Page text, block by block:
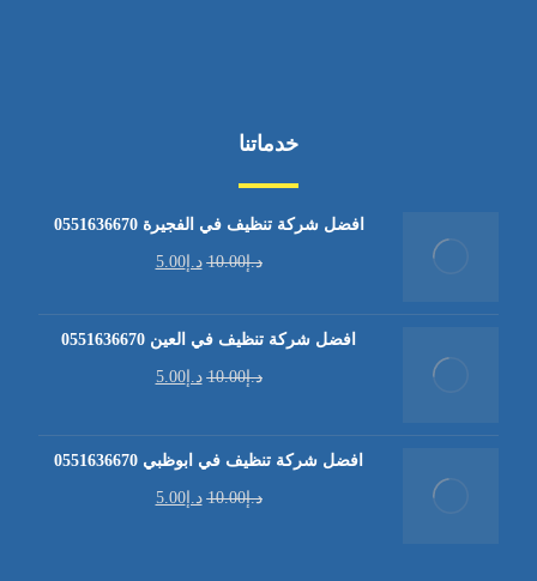
خدماتنا
افضل شركة تنظيف في الفجيرة 0551636670
د.إ10.00 د.إ5.00
افضل شركة تنظيف في العين 0551636670
د.إ10.00 د.إ5.00
افضل شركة تنظيف في ابوظبي 0551636670
د.إ10.00 د.إ5.00